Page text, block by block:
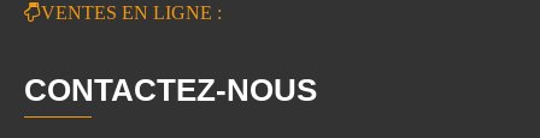
VENTES EN LIGNE :
CONTACTEZ-NOUS